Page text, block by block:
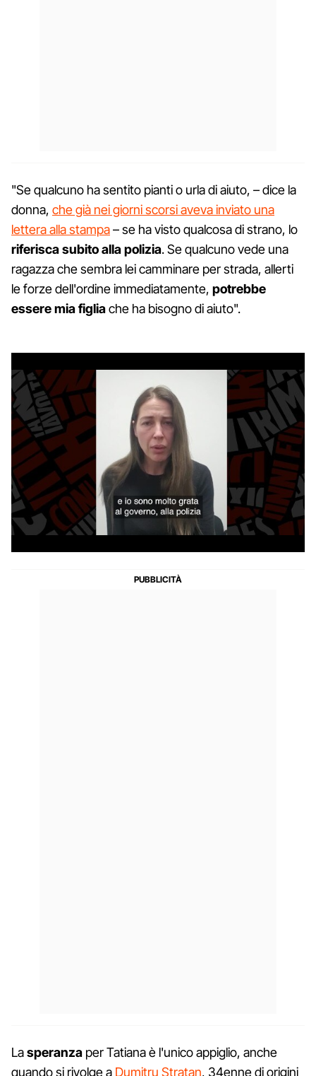
"Se qualcuno ha sentito pianti o urla di aiuto, – dice la
donna, che già nei giorni scorsi aveva inviato una
lettera alla stampa– se ha visto qualcosa di strano, lo
riferisca subito alla polizia. Se qualcuno vede una
ragazza che sembra lei camminare per strada, allerti
le forze dell'ordine immediatamente, potrebbe
essere mia figliache ha bisogno di aiuto".
Lasperanza per Tatiana è l'unico appiglio, anche
quando si rivolge a Dumitru Stratan, 34enne di origini